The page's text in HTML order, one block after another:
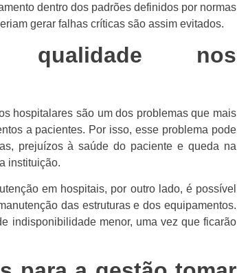
dentro dos padrões definidos por normas
gerar falhas críticas são assim evitados.
qualidade nos
hospitalares são um dos problemas que mais
a pacientes. Por isso, esse problema pode
prejuízos à saúde do paciente e queda na
instituição.
em hospitais, por outro lado, é possível
das estruturas e dos equipamentos.
indisponibilidade menor, uma vez que ficarão